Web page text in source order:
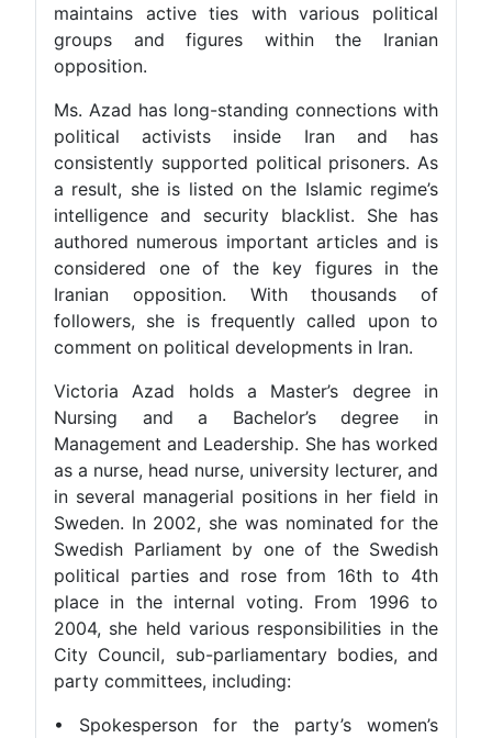
maintains active ties with various political
groups and figures within the Iranian
opposition.
Ms. Azad has long-standing connections with
political activists inside Iran and has
consistently supported political prisoners. As
a result, she is listed on the Islamic regime’s
intelligence and security blacklist. She has
authored numerous important articles and is
considered one of the key figures in the
Iranian opposition. With thousands of
followers, she is frequently called upon to
comment on political developments in Iran.
Victoria Azad holds a Master’s degree in
Nursing and a Bachelor’s degree in
Management and Leadership. She has worked
as a nurse, head nurse, university lecturer, and
in several managerial positions in her field in
Sweden. In 2002, she was nominated for the
Swedish Parliament by one of the Swedish
political parties and rose from 16th to 4th
place in the internal voting. From 1996 to
2004, she held various responsibilities in the
City Council, sub-parliamentary bodies, and
party committees, including:
• Spokesperson for the party’s women’s